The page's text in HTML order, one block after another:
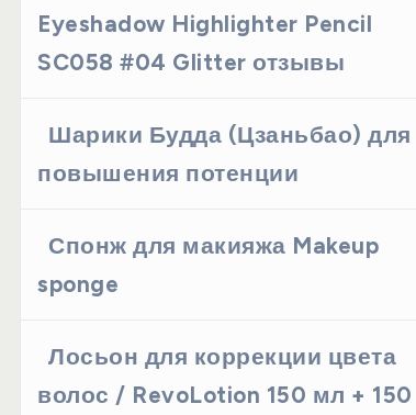
Eyeshadow Highlighter Pencil
SC058 #04 Glitter отзывы
Шарики Будда (Цзаньбао) для
повышения потенции
Спонж для макияжа Makeup
sponge
Лосьон для коррекции цвета
волос / RevoLotion 150 мл + 150